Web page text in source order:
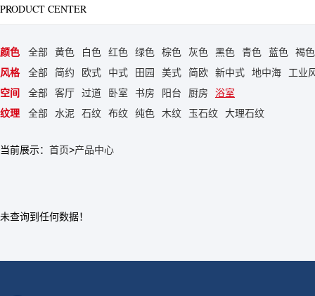
PRODUCT CENTER
颜色 全部 黄色 白色 红色 绿色 棕色 灰色 黑色 青色 蓝色
褐色
风格
全部 简约 欧式 中式 田园 美式 简欧 新中式 地中海
工业
空间
全部 客厅 过道 卧室 书房 阳台 厨房
浴室
纹理
全部 水泥 石纹 布纹 纯色 木纹 玉石纹 大理石纹
当前展示： 首页>产品中心
未查询到任何数据！